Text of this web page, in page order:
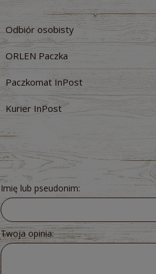
Sok z buraków kiszonych 300 ml -
5,71 zł
Odbiór osobisty
ORLEN Paczka
Paczkomat InPost
Kurier InPost
Imię lub pseudonim:
Twoja opinia: